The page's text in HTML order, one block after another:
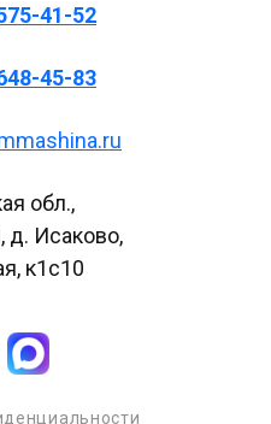
41-52
45-83
обл.,
д. Исаково,
к1с10